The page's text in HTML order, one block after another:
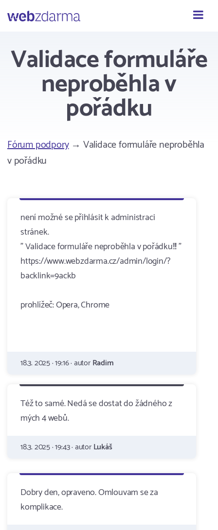
Webzdarma
Validace formuláře
neproběhla v
pořádku
Fórum podpory→ Validace formuláře neproběhla
v pořádku
není možné se přihlásit k administraci
stránek.
" Validace formuláře neproběhla v pořádku!!! "
https://www.webzdarma.cz/admin/login/?
backlink=9ackb
prohlížeč: Opera, Chrome
18.3. 2025 · 19:16 · autorRadim
Též to samé. Nedá se dostat do žádného z
mých 4 webů.
18.3. 2025 · 19:43 · autorLukáš
Dobry den, opraveno. Omlouvam se za
komplikace.